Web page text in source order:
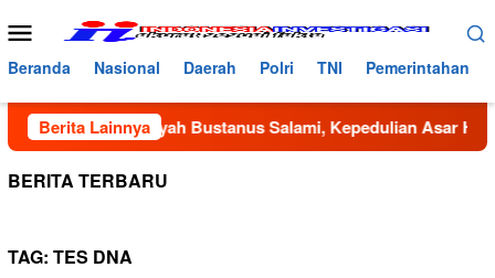
ke
konten
Menu
Mobile
Beranda Nasional Daerah Polri TNI Pemerintahan
Berita LainnyaDayah Bustanus Salami, Kepedulian Asar
BERITA TERBARU
TAG: TES DNA